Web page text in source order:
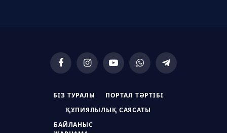
FacebookInstagramYouTubeWhatsAppTelegram
БІЗ ТУРАЛЫ ПОРТАЛ ТӘРТІБІ
ҚҰПИЯЛЫЛЫҚ САЯСАТЫ
БАЙЛАНЫС